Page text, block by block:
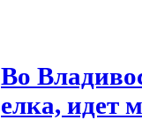
Во
елка, идет